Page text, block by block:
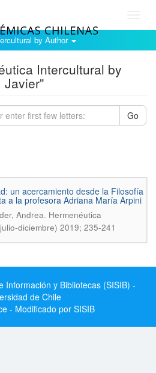
by Author
Intercultural by
Javier"
Go
un acercamiento desde la Filosofí­a
a la profesora Adriana Marí­a Arpini
Andrea. Hermenéutica
diciembre) 2019; 235-241
Información y Bibliotecas (SISIB) -
de Chile
- Modificado por SISIB